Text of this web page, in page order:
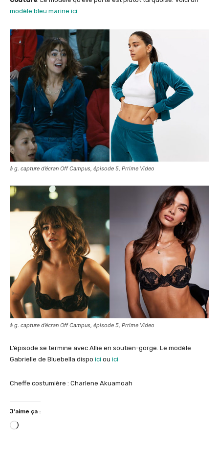
modèle bleu marine ici.
à g. capture d’écran Off Campus, épisode 5, Prrime Video
à g. capture d’écran Off Campus, épisode 5, Prrime Video
L’épisode se termine avec Allie en soutien-gorge. Le modèle
Gabrielle de Bluebella dispo ici ou ici
Cheffe costumière : Charlene Akuamoah
J’aime ça :
C